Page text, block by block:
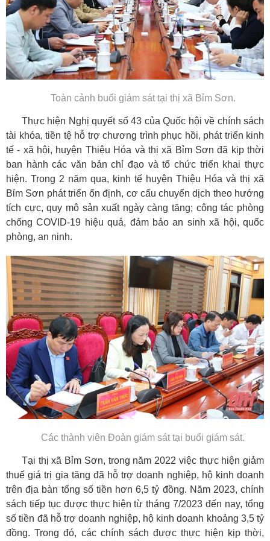
Toàn cảnh buổi giám sát tại thị xã Bỉm Sơn.
Thực hiện Nghị quyết số 43 của Quốc hội về chính sách
tài khóa, tiền tệ hỗ trợ chương trình phục hồi, phát triển kinh
tế - xã hội, huyện Thiệu Hóa và thị xã Bỉm Sơn đã kịp thời
ban hành các văn bản chỉ đạo và tổ chức triển khai thực
hiện. Trong 2 năm qua, kinh tế huyện Thiệu Hóa và thị xã
Bỉm Sơn phát triển ổn định, cơ cấu chuyển dịch theo hướng
tích cực, quy mô sản xuất ngày càng tăng; công tác phòng
chống COVID-19 hiệu quả, đảm bảo an sinh xã hội, quốc
phòng, an ninh.
Các thành viên Đoàn giám sát tại buổi giám sát.
Tại thị xã Bỉm Sơn, trong năm 2022 việc thực hiện giảm
thuế giá trị gia tăng đã hỗ trợ doanh nghiệp, hộ kinh doanh
trên địa bàn tổng số tiền hơn 6,5 tỷ đồng. Năm 2023, chính
sách tiếp tục được thực hiện từ tháng 7/2023 đến nay, tổng
số tiền đã hỗ trợ doanh nghiệp, hộ kinh doanh khoảng 3,5 tỷ
đồng. Trong đó, các chính sách được thực hiện kịp thời,